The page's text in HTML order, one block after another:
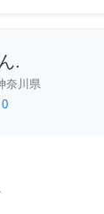
.
奈川県
0